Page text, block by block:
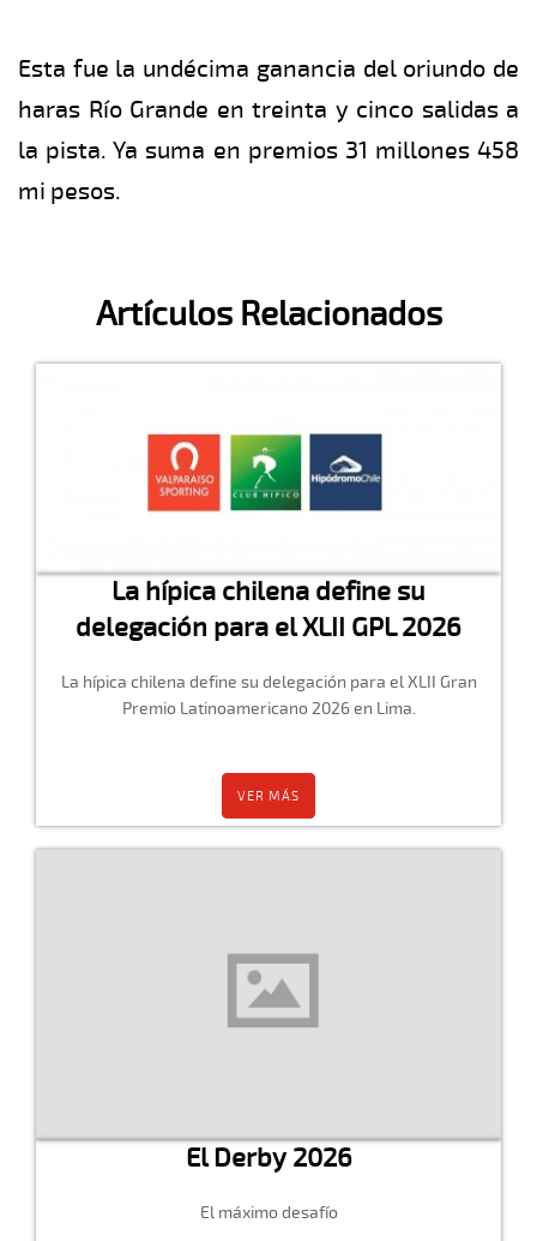
Esta fue la undécima ganancia del oriundo de
haras Río Grande en treinta y cinco salidas a
la pista. Ya suma en premios 31 millones 458
mi pesos.
Artículos Relacionados
La hípica chilena define su
delegación para el XLII GPL 2026
La hípica chilena define su delegación para el XLII Gran
Premio Latinoamericano 2026 en Lima.
VER MÁS
El Derby 2026
El máximo desafío